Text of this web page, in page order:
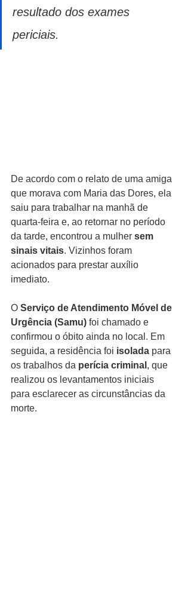
resultado dos exames
periciais.
De acordo com o relato de uma amiga
que morava com Maria das Dores, ela
saiu para trabalhar na manhã de
quarta-feira e, ao retornar no período
da tarde, encontrou a mulher sem
sinais vitais. Vizinhos foram
acionados para prestar auxílio
imediato.
O Serviço de Atendimento Móvel de
Urgência (Samu) foi chamado e
confirmou o óbito ainda no local. Em
seguida, a residência foi isolada para
os trabalhos da perícia criminal , que
realizou os levantamentos iniciais
para esclarecer as circunstâncias da
morte.